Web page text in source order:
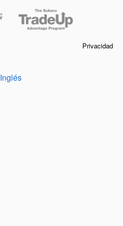
Privacidad
Inglés